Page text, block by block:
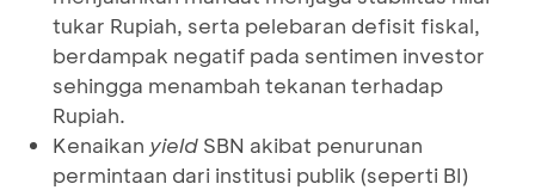
tukar Rupiah, serta pelebaran defisit fiskal,
berdampak negatif pada sentimen investor
sehingga menambah tekanan terhadap
Rupiah.
Kenaikan yield SBN akibat penurunan
permintaan dari institusi publik (seperti BI)